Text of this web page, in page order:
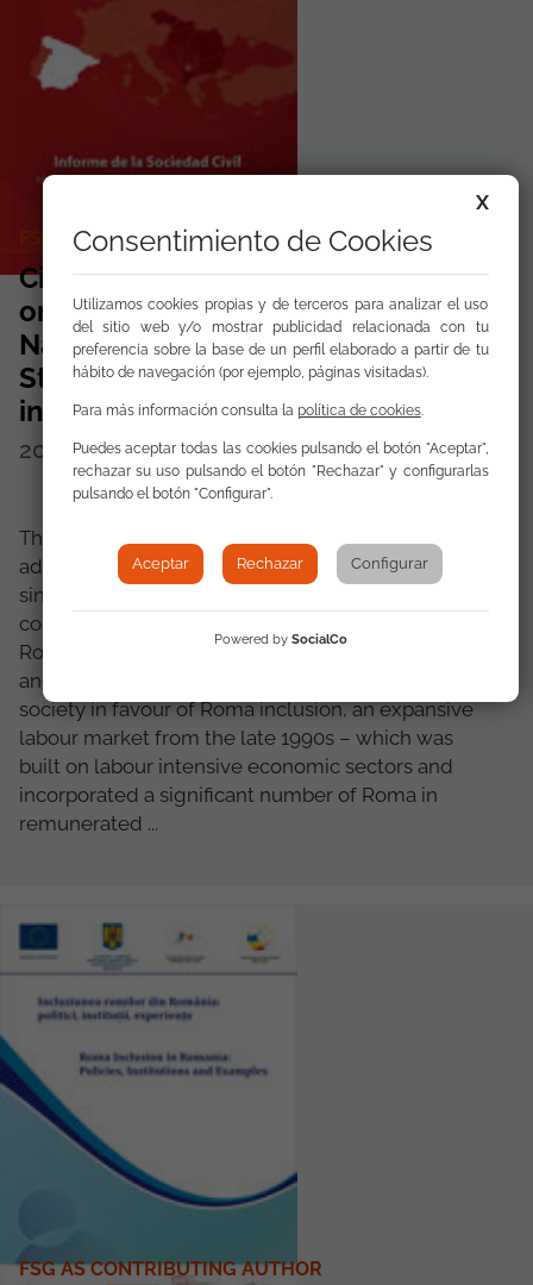
FSG AS CONTRIBUTING AUTHOR
Civil Society Monitoring Report
on the Implementation of the
National Roma Integration
Strategy and Decade Action Plan
in 2012 in Spain
2013 Disponible paradescargar
The present report emphasises the significant
advances that have been taking place in Spain
since the late 1970s in terms of improving living
conditions and promoting the social inclusion of
Roma, a process facilitated by democratisation
and the mobilisation of large sectors of civil
society in favour of Roma inclusion, an expansive
labour market from the late 1990s – which was
built on labour intensive economic sectors and
incorporated a significant number of Roma in
remunerated ...
FSG AS CONTRIBUTING AUTHOR
X
Consentimiento de Cookies
Utilizamos cookies propias y de terceros para analizar el uso
del sitio web y/o mostrar publicidad relacionada con tu
preferencia sobre la base de un perfil elaborado a partir de tu
hábito de navegación (por ejemplo, páginas visitadas).
Para más información consulta la política de cookies.
Puedes aceptar todas las cookies pulsando el botón "Aceptar",
rechazar su uso pulsando el botón "Rechazar" y configurarlas
pulsando el botón "Configurar".
Aceptar Rechazar Configurar
Powered by SocialCo